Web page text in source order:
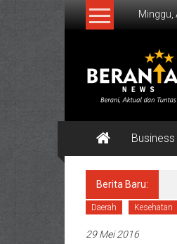
Lompat
Minggu,
BERANTAS
NEWS
Tuntas.
Business
Berita Baru:
Daerah Kesehatan
29 Mei 2016